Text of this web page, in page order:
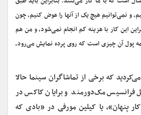
و نمی‌توانیم هیچ یک از آنها را عوض کنیم، چون
این کار با هزینه کم انجام نمی‌شود، و من هم
پول آن چیزی است که روی پرده نمایش می‌رود،
می‌کردید که برخی از تماشاگران سینما حالا
فرانسیس مک‌دورمند و برایان کاکس در
پنهان»، یا کیلین مورفی در «بادی که